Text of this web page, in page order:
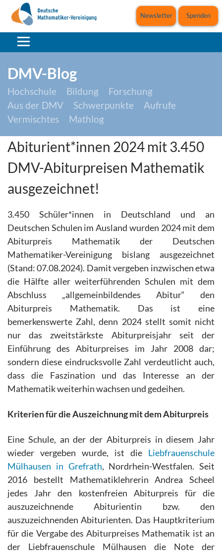
Spenden
Newsletter
DMV-Blog
Hochschule Bildung
Forschung
Aus der DMV
Schwerpunkte
Aufrufe
Vermischtes
Mathlog
Abiturient*innen 2024 mit 3.450
DMV-Abiturpreisen Mathematik
ausgezeichnet!
3.450 Schüler*innen in Deutschland und an
Deutschen Schulen im Ausland wurden 2024 mit dem
Abiturpreis Mathematik der Deutschen
Mathematiker-Vereinigung bislang ausgezeichnet
(Stand: 07.08.2024). Damit vergeben inzwischen etwa
die Hälfte aller weiterführenden Schulen mit dem
Abschluss „allgemeinbildendes Abitur“ den
Abiturpreis Mathematik. Das ist eine
bemerkenswerte Zahl, denn 2024 stellt somit nicht
nur das zweitstärkste Abiturpreisjahr seit der
Einführung des Abiturpreises im Jahr 2008 dar;
sondern diese eindrucksvolle Zahl verdeutlicht auch,
dass die Faszination und das Interesse an der
Mathematik weiterhin wachsen und gedeihen.
Kriterien für die Auszeichnung mit dem Abiturpreis
Eine Schule, an der der Abiturpreis in diesem Jahr
wieder vergeben wurde, ist die Liebfrauenschule
Mülhausen in Grefrath, Nordrhein-Westfalen. Seit
2016 bestellt Mathematiklehrerin Andrea Scheel
jedes Jahr den kostenfreien Abiturpreis für die
auszuzeichnende Abiturientin bzw. den
auszuzeichnenden Abiturienten. Das Hauptkriterium
für die Vergabe des Abiturpreises Mathematik ist an
der Liebfrauenschule Mülhausen die Note der